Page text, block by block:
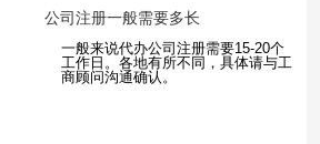
公司注册一般需要多长
一般来说代办公司注册需要15-20个
工作日。各地有所不同，具体请与工
商顾问沟通确认。